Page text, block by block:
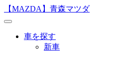
Skip
content
【MAZDA】青森マツダ
車を探す
新車